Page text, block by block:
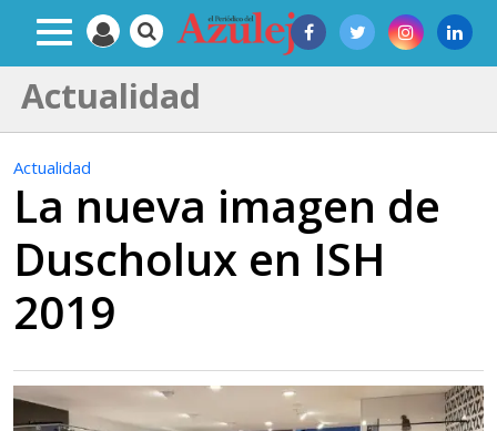
Actualidad
Actualidad
La nueva imagen de
Duscholux en ISH
2019